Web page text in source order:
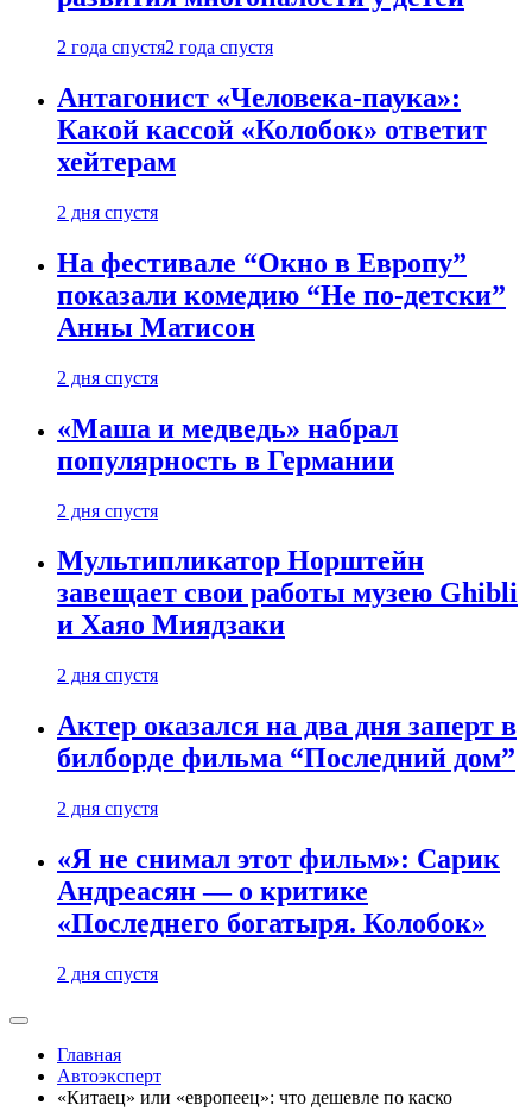
2 года спустя2 года спустя
Антагонист «Человека-паука»:
Какой кассой «Колобок» ответит
хейтерам
2 дня спустя
На фестивале “Окно в Европу”
показали комедию “Не по-детски”
Анны Матисон
2 дня спустя
«Маша и медведь» набрал
популярность в Германии
2 дня спустя
Мультипликатор Норштейн
завещает свои работы музею Ghibli
и Хаяо Миядзаки
2 дня спустя
Актер оказался на два дня заперт в
билборде фильма “Последний дом”
2 дня спустя
«Я не снимал этот фильм»: Сарик
Андреасян — о критике
«Последнего богатыря. Колобок»
2 дня спустя
Главная
Автоэксперт
«Китаец» или «европеец»: что дешевле по каско